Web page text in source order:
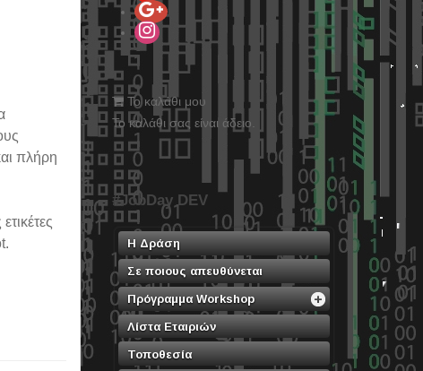
πλήρη
Το καλάθι μου
Το καλάθι σας είναι άδειο.
#JobDay DEV
Η Δράση
Σε ποιους απευθύνεται
Πρόγραμμα Workshop
Λίστα Εταιριών
Τοποθεσία